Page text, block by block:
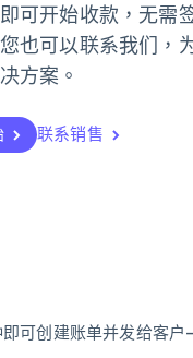
可开始收款，无需
也可以联系我们，
方案。
联系销售
即可创建账单并发给客
English
FrançaisItaliano English